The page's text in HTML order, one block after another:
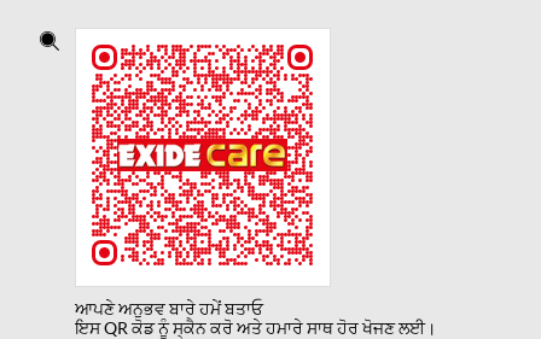
ਆਪਣੇ ਅਨੁਭਵ ਬਾਰੇ ਹਮੇਂ ਬਤਾਓ
ਇਸ QR ਕੋਡ ਨੂੰ ਸ੍ਕੈਨ ਕਰੋ ਅਤੇ ਹਮਾਰੇ ਸਾਥ ਹੋਰ ਖੋਜਣ ਲਈ।